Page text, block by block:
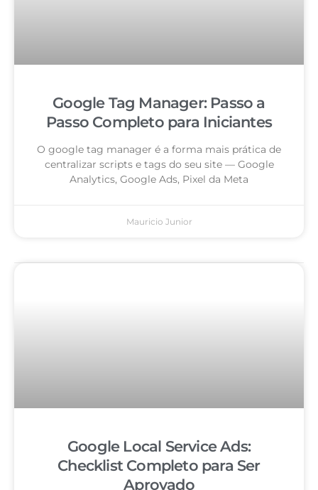
Google Tag Manager: Passo a
Passo Completo para Iniciantes
O google tag manager é a forma mais prática de
centralizar scripts e tags do seu site — Google
Analytics, Google Ads, Pixel da Meta
Mauricio Junior
Google Local Service Ads:
Checklist Completo para Ser
Aprovado